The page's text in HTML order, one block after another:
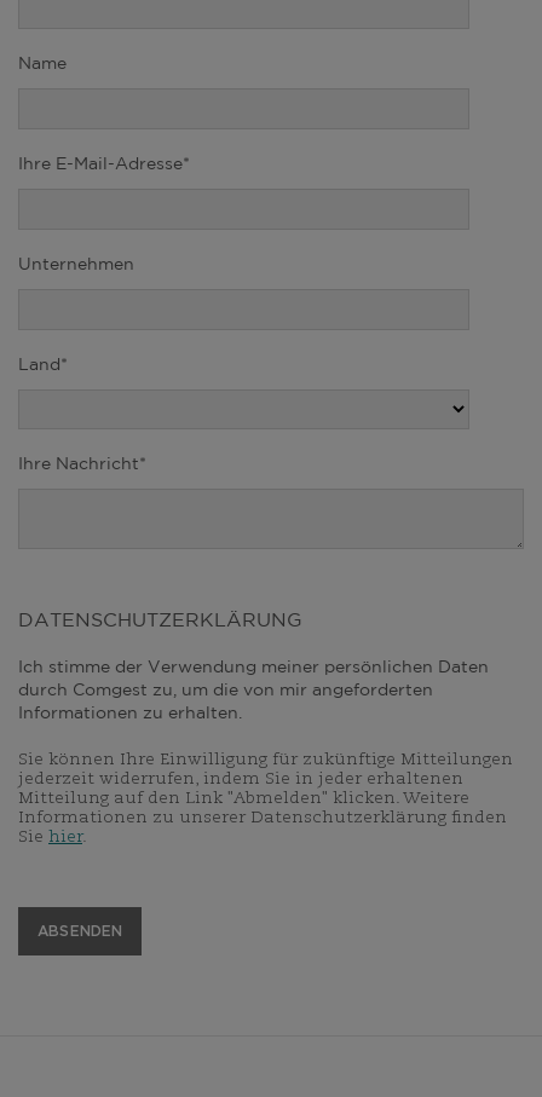
Name
Ihre E-Mail-Adresse*
Unternehmen
Land*
Ihre Nachricht*
DATENSCHUTZERKLÄRUNG
Ich stimme der Verwendung meiner persönlichen Daten
durch Comgest zu, um die von mir angeforderten
Informationen zu erhalten.
Sie können Ihre Einwilligung für zukünftige Mitteilungen
jederzeit widerrufen, indem Sie in jeder erhaltenen
Mitteilung auf den Link "Abmelden" klicken. Weitere
Informationen zu unserer Datenschutzerklärung finden
Sie hier.